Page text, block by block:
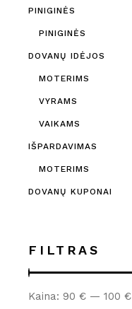
PINIGINĖS
PINIGINĖS
DOVANŲ IDĖJOS
MOTERIMS
VYRAMS
VAIKAMS
IŠPARDAVIMAS
MOTERIMS
DOVANŲ KUPONAI
FILTRAS
Kaina: 90 € —100 €